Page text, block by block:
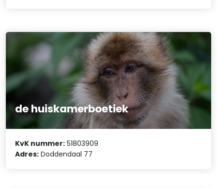
de huiskamerboetiek
KvK nummer: 51803909
Adres: Doddendaal 77